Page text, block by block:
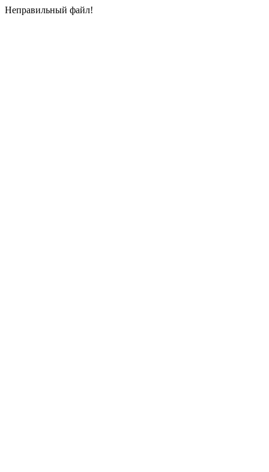
Неправильный файл!